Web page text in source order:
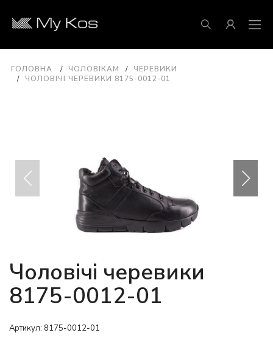
ГОЛОВНА ЧОЛОВІКАМ
ЧЕРЕВИКИ
ЧОЛОВІЧІ ЧЕРЕВИКИ 8175-0012-01
Чоловічі черевики
8175-0012-01
Артикул: 8175-0012-01